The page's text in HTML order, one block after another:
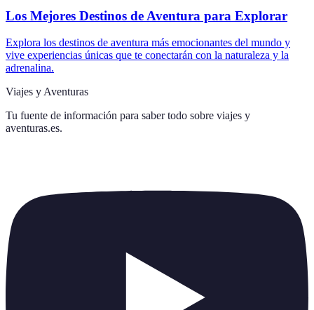
Los Mejores Destinos de Aventura para Explorar
Explora los destinos de aventura más emocionantes del mundo y
vive experiencias únicas que te conectarán con la naturaleza y la
adrenalina.
Viajes y Aventuras
Tu fuente de información para saber todo sobre viajes y
aventuras.es.